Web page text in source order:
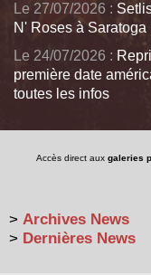
Le 27/07/2026 :
N' Roses à Saratoga
Le 24/07/2026 :
première date
toutes les infos
Accès direct auxgaleries
> Archives News
> Dernières News